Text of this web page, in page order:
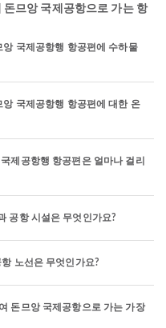
므앙 국제공항으로 가는 항
국제공항행 항공편에 수하물
국제공항행 항공편에 대한 온
제공항행 항공편은 얼마나 걸리
공항 시설은 무엇인가요?
노선은 무엇인가요?
돈므앙 국제공항으로 가는 가장